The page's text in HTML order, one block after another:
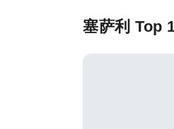
塞萨利 Top